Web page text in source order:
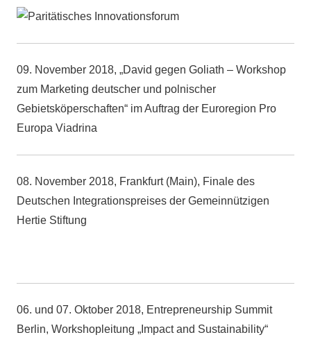
09. November 2018, „David gegen Goliath – Workshop
zum Marketing deutscher und polnischer
Gebietsköperschaften“ im Auftrag der Euroregion Pro
Europa Viadrina
08. November 2018, Frankfurt (Main), Finale des
Deutschen Integrationspreises der Gemeinnützigen
Hertie Stiftung
06. und 07. Oktober 2018, Entrepreneurship Summit
Berlin, Workshopleitung „Impact and Sustainability“